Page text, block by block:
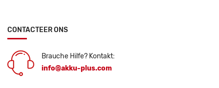
CONTACTEER ONS
Brauche Hilfe? Kontakt:
info@akku-plus.com